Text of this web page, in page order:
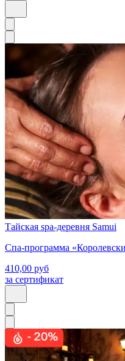
Тайская spa-деревня Samui
Спа-программа
410,00 руб
за сертификат